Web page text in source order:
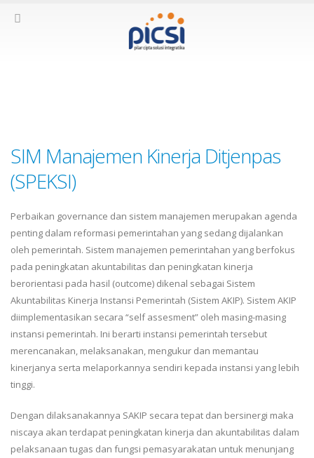
SIM Manajemen Kinerja Ditjenpas
(SPEKSI)
Perbaikan governance dan sistem manajemen merupakan agenda
penting dalam reformasi pemerintahan yang sedang dijalankan
oleh pemerintah. Sistem manajemen pemerintahan yang berfokus
pada peningkatan akuntabilitas dan peningkatan kinerja
berorientasi pada hasil (outcome) dikenal sebagai Sistem
Akuntabilitas Kinerja Instansi Pemerintah (Sistem AKIP). Sistem AKIP
diimplementasikan secara “self assesment” oleh masing-masing
instansi pemerintah. Ini berarti instansi pemerintah tersebut
merencanakan, melaksanakan, mengukur dan memantau
kinerjanya serta melaporkannya sendiri kepada instansi yang lebih
tinggi.
Dengan dilaksanakannya SAKIP secara tepat dan bersinergi maka
niscaya akan terdapat peningkatan kinerja dan akuntabilitas dalam
pelaksanaan tugas dan fungsi pemasyarakatan untuk menunjang